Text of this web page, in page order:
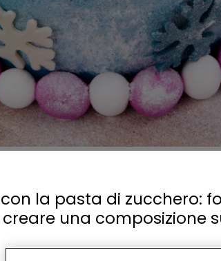
la pasta di zucchero:
creare una composizione